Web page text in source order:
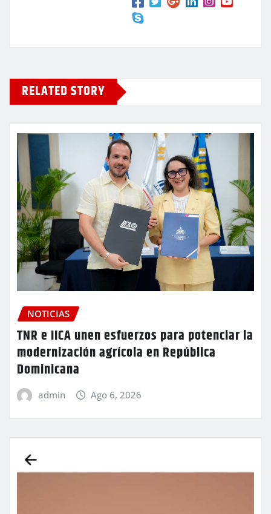
RELATED STORY
NOTICIAS
TNR e IICA unen esfuerzos para potenciar la
modernización agrícola en República
Dominicana
admin Ago 6, 2026